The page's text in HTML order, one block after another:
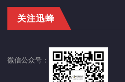
关注迅蜂
微信公众号：